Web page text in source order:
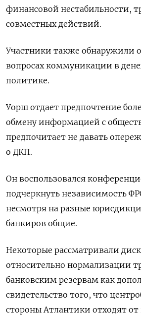
финансовой нестабильности,
совместных действий.
Участники также обнаружили
вопросах коммуникации в
политике.
Уорш отдает предпочтение
обмену информацией с
предпочитает не давать
о ДКП.
Он воспользовался
подчеркнуть независимость
несмотря на разные
банкиров общие.
Некоторые рассматривали
относительно нормализации
банковским ​резервам как
свидетельство того, что
стороны Атлантики отходят